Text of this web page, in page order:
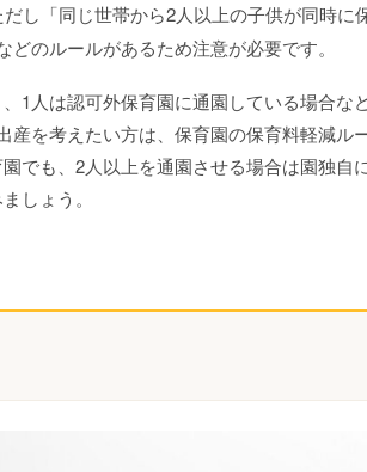
し「同じ世帯から2人以上の子供が同時に
のルールがあるため注意が必要です。
1人は認可外保育園に通園している場合な
産を考えたい方は、保育園の保育料軽減ル
でも、2人以上を通園させる場合は園独自
しょう。